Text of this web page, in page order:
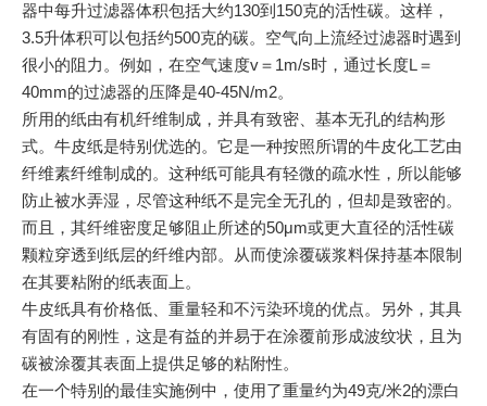
器中每升过滤器体积包括大约130到150克的活性碳。这样，
3.5升体积可以包括约500克的碳。空气向上流经过滤器时遇到
很小的阻力。例如，在空气速度v＝1m/s时，通过长度L＝
40mm的过滤器的压降是40-45N/m2。
所用的纸由有机纤维制成，并具有致密、基本无孔的结构形
式。牛皮纸是特别优选的。它是一种按照所谓的牛皮化工艺由
纤维素纤维制成的。这种纸可能具有轻微的疏水性，所以能够
防止被水弄湿，尽管这种纸不是完全无孔的，但却是致密的。
而且，其纤维密度足够阻止所述的50μm或更大直径的活性碳
颗粒穿透到纸层的纤维内部。从而使涂覆碳浆料保持基本限制
在其要粘附的纸表面上。
牛皮纸具有价格低、重量轻和不污染环境的优点。另外，其具
有固有的刚性，这是有益的并易于在涂覆前形成波纹状，且为
碳被涂覆其表面上提供足够的粘附性。
在一个特别的最佳实施例中，使用了重量约为49克/米2的漂白